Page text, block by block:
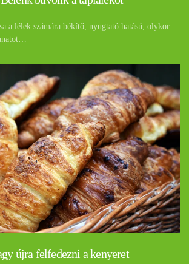
a lélek számára békítő, nyugtató hatású, olykor
újra felfedezni a kenyeret